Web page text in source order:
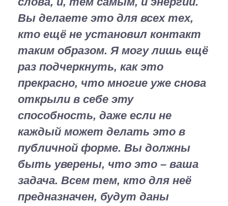
Вы делаете это для всех тех,
кто ещё не установил контакт
таким образом. Я могу лишь ещё
раз подчеркнуть, как это
прекрасно, что многие уже снова
открыли в себе эту
способность, даже если не
каждый может делать это в
публичной форме. Вы должны
быть уверены, что это – ваша
задача. Всем тем, кто для неё
предназначен, будут даны